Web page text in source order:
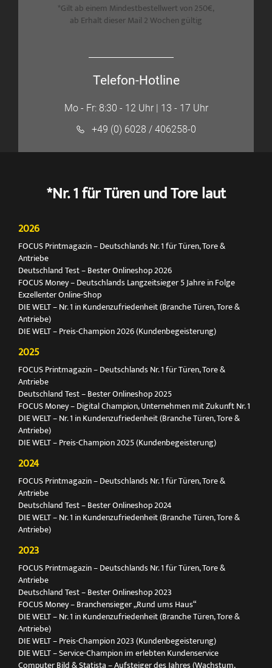
*Gilt ab einem Mindestbestellwert von 250€,
ab Erhalt dieser Mail 2 Wochen gültig
Telefon-Hotline
Mo - Fr: 8:30 - 12 Uhr | 13 - 17 Uhr
+49 (0) 6028 / 406258-0
*Nr. 1 für Türen und Tore laut
2026
FOCUS Printmagazin – Deutschlands Nr. 1 für Türen, Tore &
Antriebe
Deutschland Test – Bester Onlineshop 2026
FOCUS Money – Deutschlands Langzeitsieger 5 Jahre in Folge
Exzellenter Online-Shop
DIE WELT – Nr. 1 in Kundenzufriedenheit (Branche Türen, Tore &
Antriebe)
DIE WELT – Preis-Champion 2026 (Kundenbegeisterung)
2025
FOCUS Printmagazin – Deutschlands Nr. 1 für Türen, Tore &
Antriebe
Deutschland Test – Bester Onlineshop 2025
FOCUS Money – Digital Champion, Unternehmen mit Zukunft Nr. 1
DIE WELT – Nr. 1 in Kundenzufriedenheit (Branche Türen, Tore &
Antriebe)
DIE WELT – Preis-Champion 2025 (Kundenbegeisterung)
2024
FOCUS Printmagazin – Deutschlands Nr. 1 für Türen, Tore &
Antriebe
Deutschland Test – Bester Onlineshop 2024
DIE WELT – Nr. 1 in Kundenzufriedenheit (Branche Türen, Tore &
Antriebe)
2023
FOCUS Printmagazin – Deutschlands Nr. 1 für Türen, Tore &
Antriebe
Deutschland Test – Bester Onlineshop 2023
FOCUS Money – Branchensieger „Rund ums Haus“
DIE WELT – Nr. 1 in Kundenzufriedenheit (Branche Türen, Tore &
Antriebe)
DIE WELT – Preis-Champion 2023 (Kundenbegeisterung)
DIE WELT – Service-Champion im erlebten Kundenservice
Computer Bild & Statista – Aufsteiger des Jahres (Wachstum,